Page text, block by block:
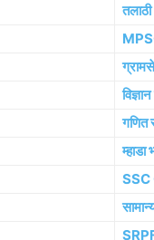
गणित
SSC